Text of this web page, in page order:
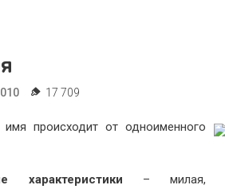
17 709
происходит от одноименного
характеристики – милая,